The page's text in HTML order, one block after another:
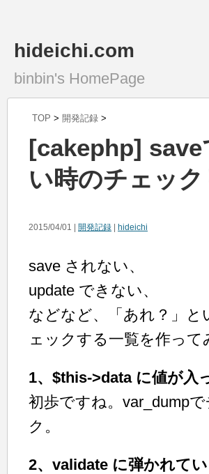
hideichi.com
binbin's HomePage
TOP > 開発記録 >
[cakephp] save
い時のチェック
2015/04/01 | 開発記録 hideichi
save されない、
update できない、
などなど、「あれ？」と
ェックする一覧を作って
1、$this->data に値が入
初歩ですね。var_dumpで
ク。
2、validate に弾かれてい